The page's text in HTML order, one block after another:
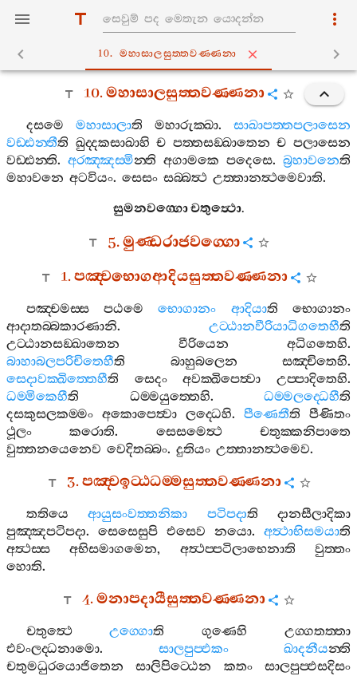
10. මහාසාලසුත‍්තවණ‍්ණනා
10.මහාසාලසුත‍්තවණ‍්ණනා
දසමෙ මහාසාලාති මහාරුක‍්ඛා. සාඛාපත‍්තපලාසෙන
වඩ‍්ඪන‍්තීති ඛුද‍්දකසාඛාහි ච පත‍්තසඞ‍්ඛාතෙන ච පලාසෙන
වඩ‍්ඪන‍්ති. අරඤ‍්ඤස‍්මින‍්ති අගාමකෙ පදෙසෙ. බ්‍රහාවනෙති
මහාවනෙ අටවියං. සෙසං සබ‍්බත්‍ථ උත‍්තානත්‍ථමෙවාති.
සුමනවග‍්ගොචතුත්‍ථො.
5.මුණ‍්ඩරාජවග‍්ගො
1.පඤ‍්චභොගආදියසුත‍්තවණ‍්ණනා
පඤ‍්චමස‍්ස පඨමෙ භොගානං ආදියාති
භොගානං
ආදාතබ‍්බකාරණානි. උට‍්ඨානවීරියාධිගතෙහීති
උට‍්ඨානසඞ‍්ඛාතෙන
වීරියෙන අධිගතෙහි.
බාහාබලපරිචිතෙහීති බාහුබලෙන සඤ‍්චිතෙහි.
සෙදාවක‍්ඛිත‍්තෙහීති සෙදං අවක‍්ඛිපෙත්‍වා උප‍්පාදිතෙහි.
ධම‍්මිකෙහීති ධම‍්මයුත‍්තෙහි. ධම‍්මලද‍්ධෙහීති
දසකුසලකම‍්මං අකොපෙත්‍වා ලද‍්ධෙහි. පීණෙතීති
පීණිතං
ථූලං
කරොති. සෙසමෙත්‍ථ
චතුක‍්කනිපාතෙ
වුත‍්තනයෙනෙව වෙදිතබ‍්බං. දුතියං උත‍්තානත්‍ථමෙව.
3.පඤ‍්චඉට‍්ඨධම‍්මසුත‍්තවණ‍්ණනා
තතියෙ ආයුසංවත‍්තනිකා පටිපදාති
දානසීලාදිකා
පුඤ‍්ඤපටිපදා. සෙසෙසුපි එසෙව නයො. අත්‍ථාභිසමයාති
අත්‍ථස‍්ස
අභිසමාගමෙන, අත්‍ථප‍්පටිලාභෙනාති
වුත‍්තං
හොති.
4.මනාපදායීසුත‍්තවණ‍්ණනා
චතුත්‍ථෙ උග‍්ගොති ගුණෙහි
උග‍්ගතත‍්තා
එවංලද‍්ධනාමො. සාලපුප‍්ඵකං ඛාදනීයන‍්ති
චතුමධුරයොජිතෙන
සාලිපිට‍්ඨෙන කතං
සාලපුප‍්ඵසදිසං